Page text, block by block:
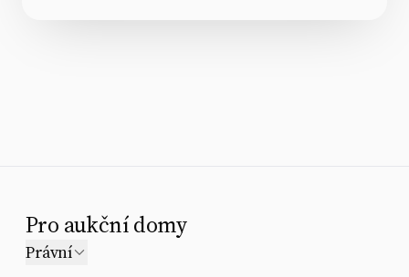
Pro aukční domy
Právní